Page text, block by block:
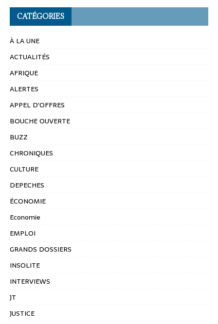
CATÉGORIES
À LA UNE
ACTUALITÉS
AFRIQUE
ALERTES
APPEL D'OFFRES
BOUCHE OUVERTE
BUZZ
CHRONIQUES
CULTURE
DEPECHES
ÉCONOMIE
Economie
EMPLOI
GRANDS DOSSIERS
INSOLITE
INTERVIEWS
JT
JUSTICE